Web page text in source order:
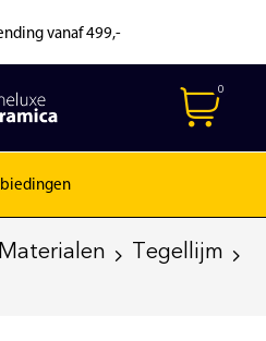
vanaf 499,-
0
Materialen
Tegellijm